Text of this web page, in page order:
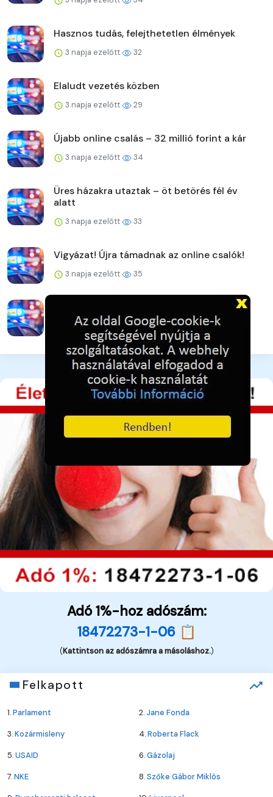
Hasznos tudás, felejthetetlen élmények
3 napja ezelőtt 32
Elaludt vezetés közben
3 napja ezelőtt 29
Újabb online csalás – 32 millió forint a kár
3 napja ezelőtt 34
Üres házakra utaztak – öt betörés fél év
alatt
3 napja ezelőtt 33
Vigyázat! Újra támadnak az online csalók!
3 napja ezelőtt 35
3 napja ezelőtt 33
Adó 1%-hoz adószám:
18472273-1-06 📋
(Kattintson az adószámra a másoláshoz.)
Felkapott
1.Parlament 2.Jane Fonda
3.Kozármisleny 4.Roberta Flack
5.USAID 6.Gázolaj
7.NKE 8.Szőke Gábor Miklós